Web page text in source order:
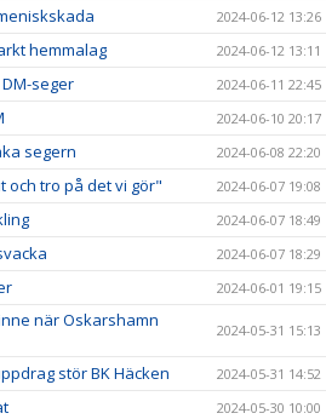
2024-06-12 13:26
hemmalag 2024-06-12 13:11
seger 2024-06-11 22:45
2024-06-10 20:17
segern 2024-06-08 22:20
och tro på det vi gör" 2024-06-07 19:08
2024-06-07 18:49
2024-06-07 18:29
2024-06-01 19:15
när Oskarshamn
2024-05-31 15:13
stör BK Häcken 2024-05-31 14:52
2024-05-30 10:00